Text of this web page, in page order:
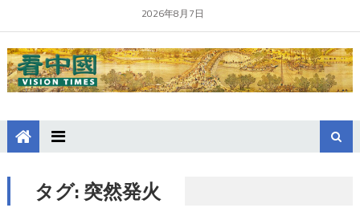
2026年8月7日
タグ:突然発火